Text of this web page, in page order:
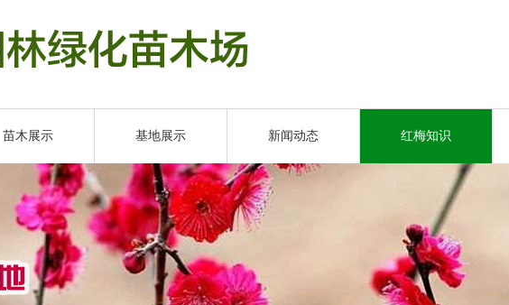
苗木展示 基地展示 新闻动态 红梅知识